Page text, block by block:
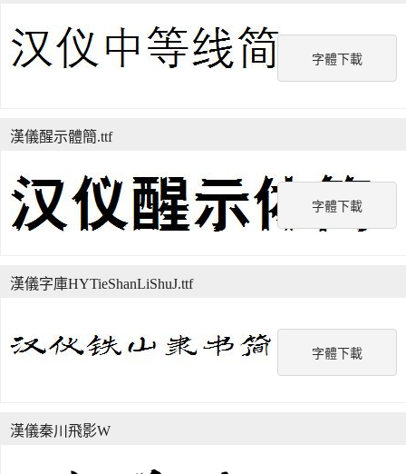
字體下載
字體下載
漢儀醒示體簡.ttf
字體下載
漢儀字庫HYTieShanLiShuJ.ttf
漢儀秦川飛影W